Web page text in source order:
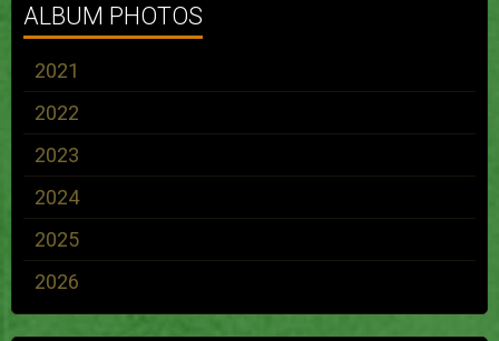
ALBUM PHOTOS
2021
2022
2023
2024
2025
2026